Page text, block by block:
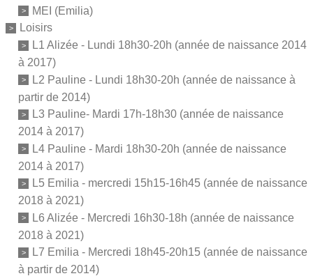
MEI (Emilia)
Loisirs
L1 Alizée - Lundi 18h30-20h (année de naissance 2014
à 2017)
L2 Pauline - Lundi 18h30-20h (année de naissance à
partir de 2014)
L3 Pauline- Mardi 17h-18h30 (année de naissance
2014 à 2017)
L4 Pauline - Mardi 18h30-20h (année de naissance
2014 à 2017)
L5 Emilia - mercredi 15h15-16h45 (année de naissance
2018 à 2021)
L6 Alizée - Mercredi 16h30-18h (année de naissance
2018 à 2021)
L7 Emilia - Mercredi 18h45-20h15 (année de naissance
à partir de 2014)